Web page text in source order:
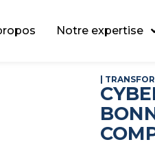
Notre expertise